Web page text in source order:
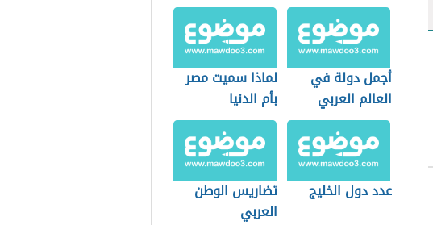
أجمل دولة في
العالم العربي
لماذا سميت مصر
بأم الدنيا
عدد دول الخليج
تضاريس الوطن
العربي